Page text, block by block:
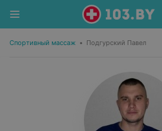
Спортивный массаж • Подгурский Павел